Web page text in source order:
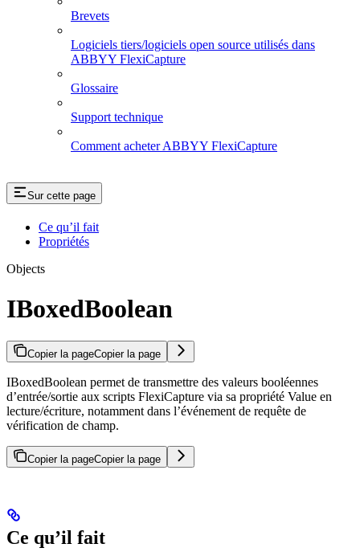
Brevets
Logiciels tiers/logiciels open source utilisés dans
ABBYY FlexiCapture
Glossaire
Support technique
Comment acheter ABBYY FlexiCapture
Sur cette page
Ce qu’il fait
Propriétés
Objects
IBoxedBoolean
Copier la pageCopier la page
IBoxedBoolean permet de transmettre des valeurs booléennes
d’entrée/sortie aux scripts FlexiCapture via sa propriété Value en
lecture/écriture, notamment dans l’événement de requête de
vérification de champ.
Copier la pageCopier la page
Ce qu’il fait